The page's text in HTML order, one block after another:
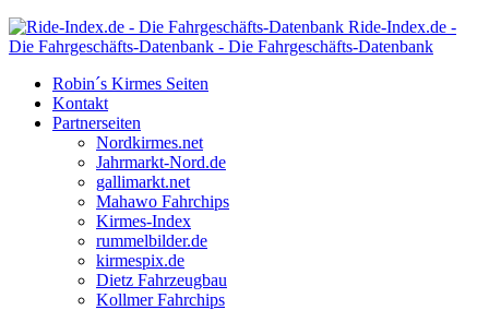
Ride-Index.de -
Die Fahrgeschäfts-Datenbank - Die Fahrgeschäfts-Datenbank
Robin´s Kirmes Seiten
Kontakt
Partnerseiten
Nordkirmes.net
Jahrmarkt-Nord.de
gallimarkt.net
Mahawo Fahrchips
Kirmes-Index
rummelbilder.de
kirmespix.de
Dietz Fahrzeugbau
Kollmer Fahrchips